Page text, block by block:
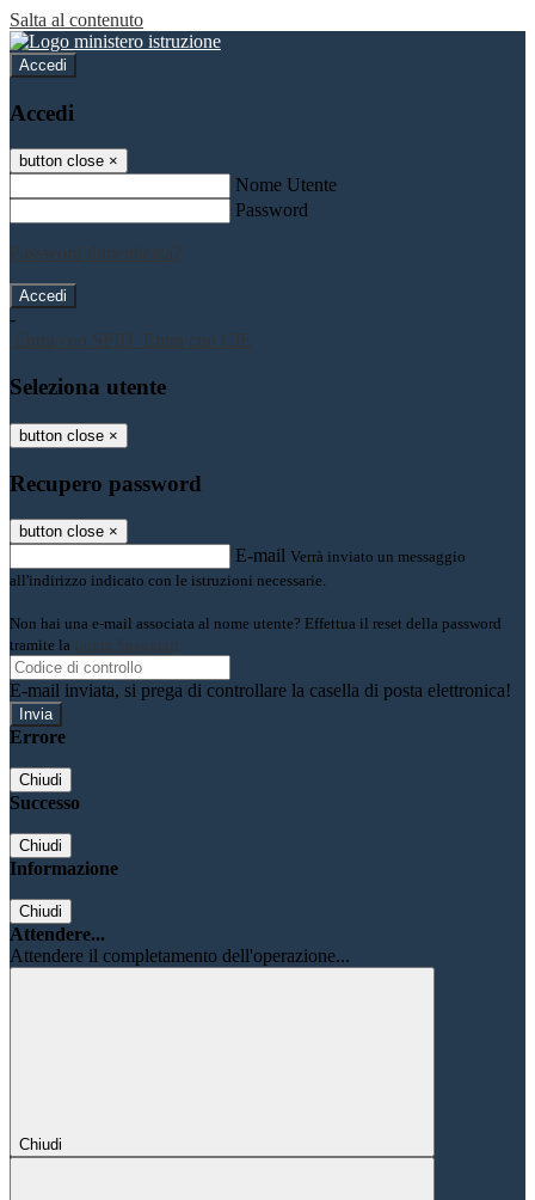
Salta al contenuto
Accedi
Accedi
button close ×
Nome Utente
Password
Password dimenticata?
-
Entra con SPID
Entra con CIE
Seleziona utente
button close ×
Recupero password
button close ×
E-mail Verrà inviato un messaggio
all'indirizzo indicato con le istruzioni necessarie.
Non hai una e-mail associata al nome utente? Effettua il reset della password
tramite la Login Spaggiari
E-mail inviata, si prega di controllare la casella di posta elettronica!
Errore
Chiudi
Successo
Chiudi
Informazione
Chiudi
Attendere...
Attendere il completamento dell'operazione...
Chiudi